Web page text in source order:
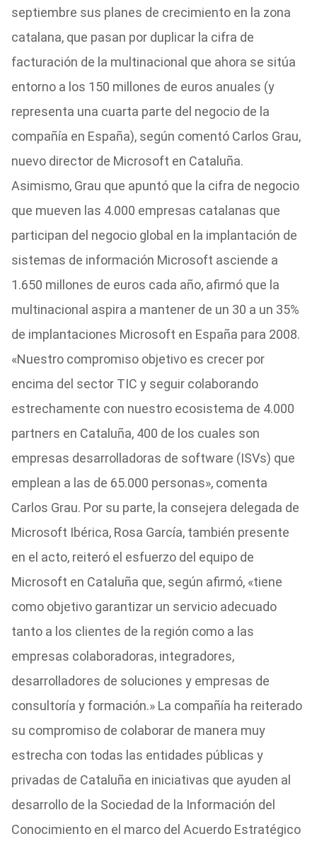
septiembre sus planes de crecimiento en la zona
catalana, que pasan por duplicar la cifra de
facturación de la multinacional que ahora se sitúa
entorno a los 150 millones de euros anuales (y
representa una cuarta parte del negocio de la
compañía en España), según comentó Carlos Grau,
nuevo director de Microsoft en Cataluña.
Asimismo, Grau que apuntó que la cifra de negocio
que mueven las 4.000 empresas catalanas que
participan del negocio global en la implantación de
sistemas de información Microsoft asciende a
1.650 millones de euros cada año, afirmó que la
multinacional aspira a mantener de un 30 a un 35%
de implantaciones Microsoft en España para 2008.
«Nuestro compromiso objetivo es crecer por
encima del sector TIC y seguir colaborando
estrechamente con nuestro ecosistema de 4.000
partners en Cataluña, 400 de los cuales son
empresas desarrolladoras de software (ISVs) que
emplean a las de 65.000 personas», comenta
Carlos Grau. Por su parte, la consejera delegada de
Microsoft Ibérica, Rosa García, también presente
en el acto, reiteró el esfuerzo del equipo de
Microsoft en Cataluña que, según afirmó, «tiene
como objetivo garantizar un servicio adecuado
tanto a los clientes de la región como a las
empresas colaboradoras, integradores,
desarrolladores de soluciones y empresas de
consultoría y formación.» La compañía ha reiterado
su compromiso de colaborar de manera muy
estrecha con todas las entidades públicas y
privadas de Cataluña en iniciativas que ayuden al
desarrollo de la Sociedad de la Información del
Conocimiento en el marco del Acuerdo Estratégico